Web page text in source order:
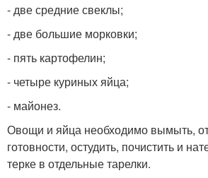
- две средние свеклы;
- две большие морковки;
- пять картофелин;
- четыре куриных яйца;
- майонез.
Овощи и яйца необходимо вымыть,
готовности, остудить, почистить и
терке в отдельные тарелки.